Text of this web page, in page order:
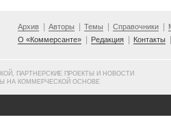
Архив Авторы Темы Справочники
О «Коммерсанте»
Редакция Контакты
ПАРТНЕРСКИЕ ПРОЕКТЫ И НОВОСТИ
НА КОММЕРЧЕСКОЙ ОСНОВЕ